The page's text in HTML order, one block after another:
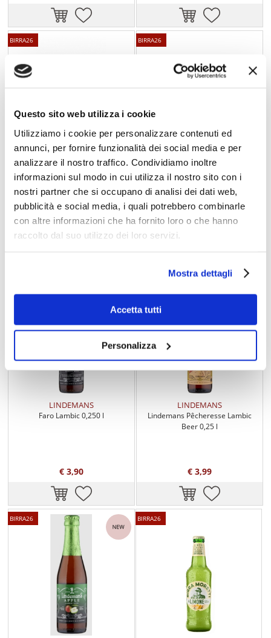
Questo sito web utilizza i cookie
Utilizziamo i cookie per personalizzare contenuti ed
annunci, per fornire funzionalità dei social media e per
analizzare il nostro traffico. Condividiamo inoltre
informazioni sul modo in cui utilizza il nostro sito con i
nostri partner che si occupano di analisi dei dati web,
pubblicità e social media, i quali potrebbero combinarle
con altre informazioni che ha fornito loro o che hanno
raccolto dal suo utilizzo dei loro servizi.
Mostra dettagli
Accetta tutti
Personalizza
BIRRA26
HEINEKEN
Dreher Limone Radler 3 x 0,33 l
€ 5,40
BIRRA26
ICHNUSA
Ichnusa Limone Radler 0,33 l
LINDEMANS
Faro Lambic 0,250 l
€ 3,90
LINDEMANS
Lindemans Pêcheresse Lambic
Beer 0,25 l
€ 3,99
BIRRA26 BIRRA26